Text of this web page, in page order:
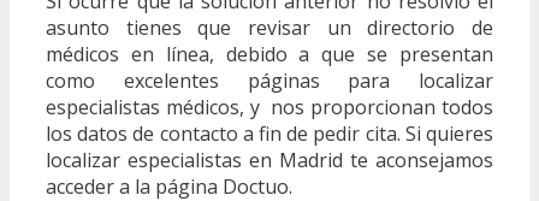
asunto tienes que revisar un directorio de
médicos en línea, debido a que se presentan
como excelentes páginas para localizar
especialistas médicos, y nos proporcionan todos
los datos de contacto a fin de pedir cita. Si quieres
localizar especialistas en Madrid te aconsejamos
acceder a la página Doctuo.